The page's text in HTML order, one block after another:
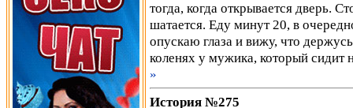
тогда, когда открывается дверь.
шатается. Еду минут 20, в
опускаю глаза и вижу, что
коленях у мужика, который
»
История №275